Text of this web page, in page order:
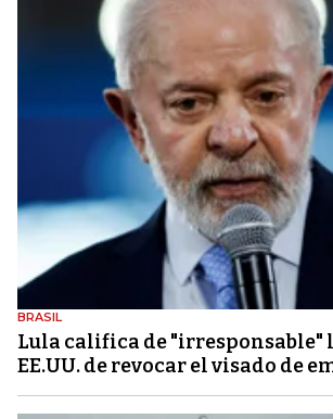
BRASIL
Lula califica de "irresponsable"
EE.UU. de revocar el visado de